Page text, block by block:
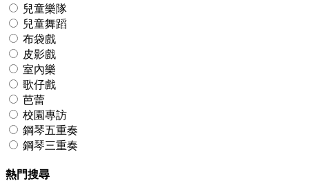
兒童樂隊
兒童舞蹈
布袋戲
皮影戲
室內樂
歌仔戲
芭蕾
校園專訪
鋼琴五重奏
鋼琴三重奏
熱門搜尋